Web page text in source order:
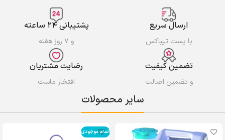
ارسال سریع
با پست تیباکس
پشتیبانی ۲۴ ساعته
و ۷ روز هفته
تضمین کیفیت
و تضمین اصالت
رضایت مشتریان
افتخار ماست
سایر محصولات
اتمام موجودی